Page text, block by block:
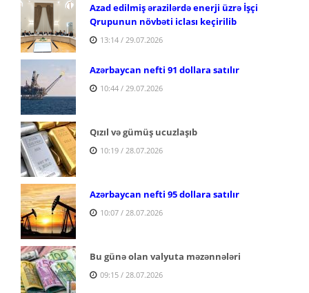
Azad edilmiş ərazilərdə enerji üzrə İşçi
Qrupunun növbəti iclası keçirilib
13:14 / 29.07.2026
Azərbaycan nefti 91 dollara satılır
10:44 / 29.07.2026
Qızıl və gümüş ucuzlaşıb
10:19 / 28.07.2026
Azərbaycan nefti 95 dollara satılır
10:07 / 28.07.2026
Bu günə olan valyuta məzənnələri
09:15 / 28.07.2026